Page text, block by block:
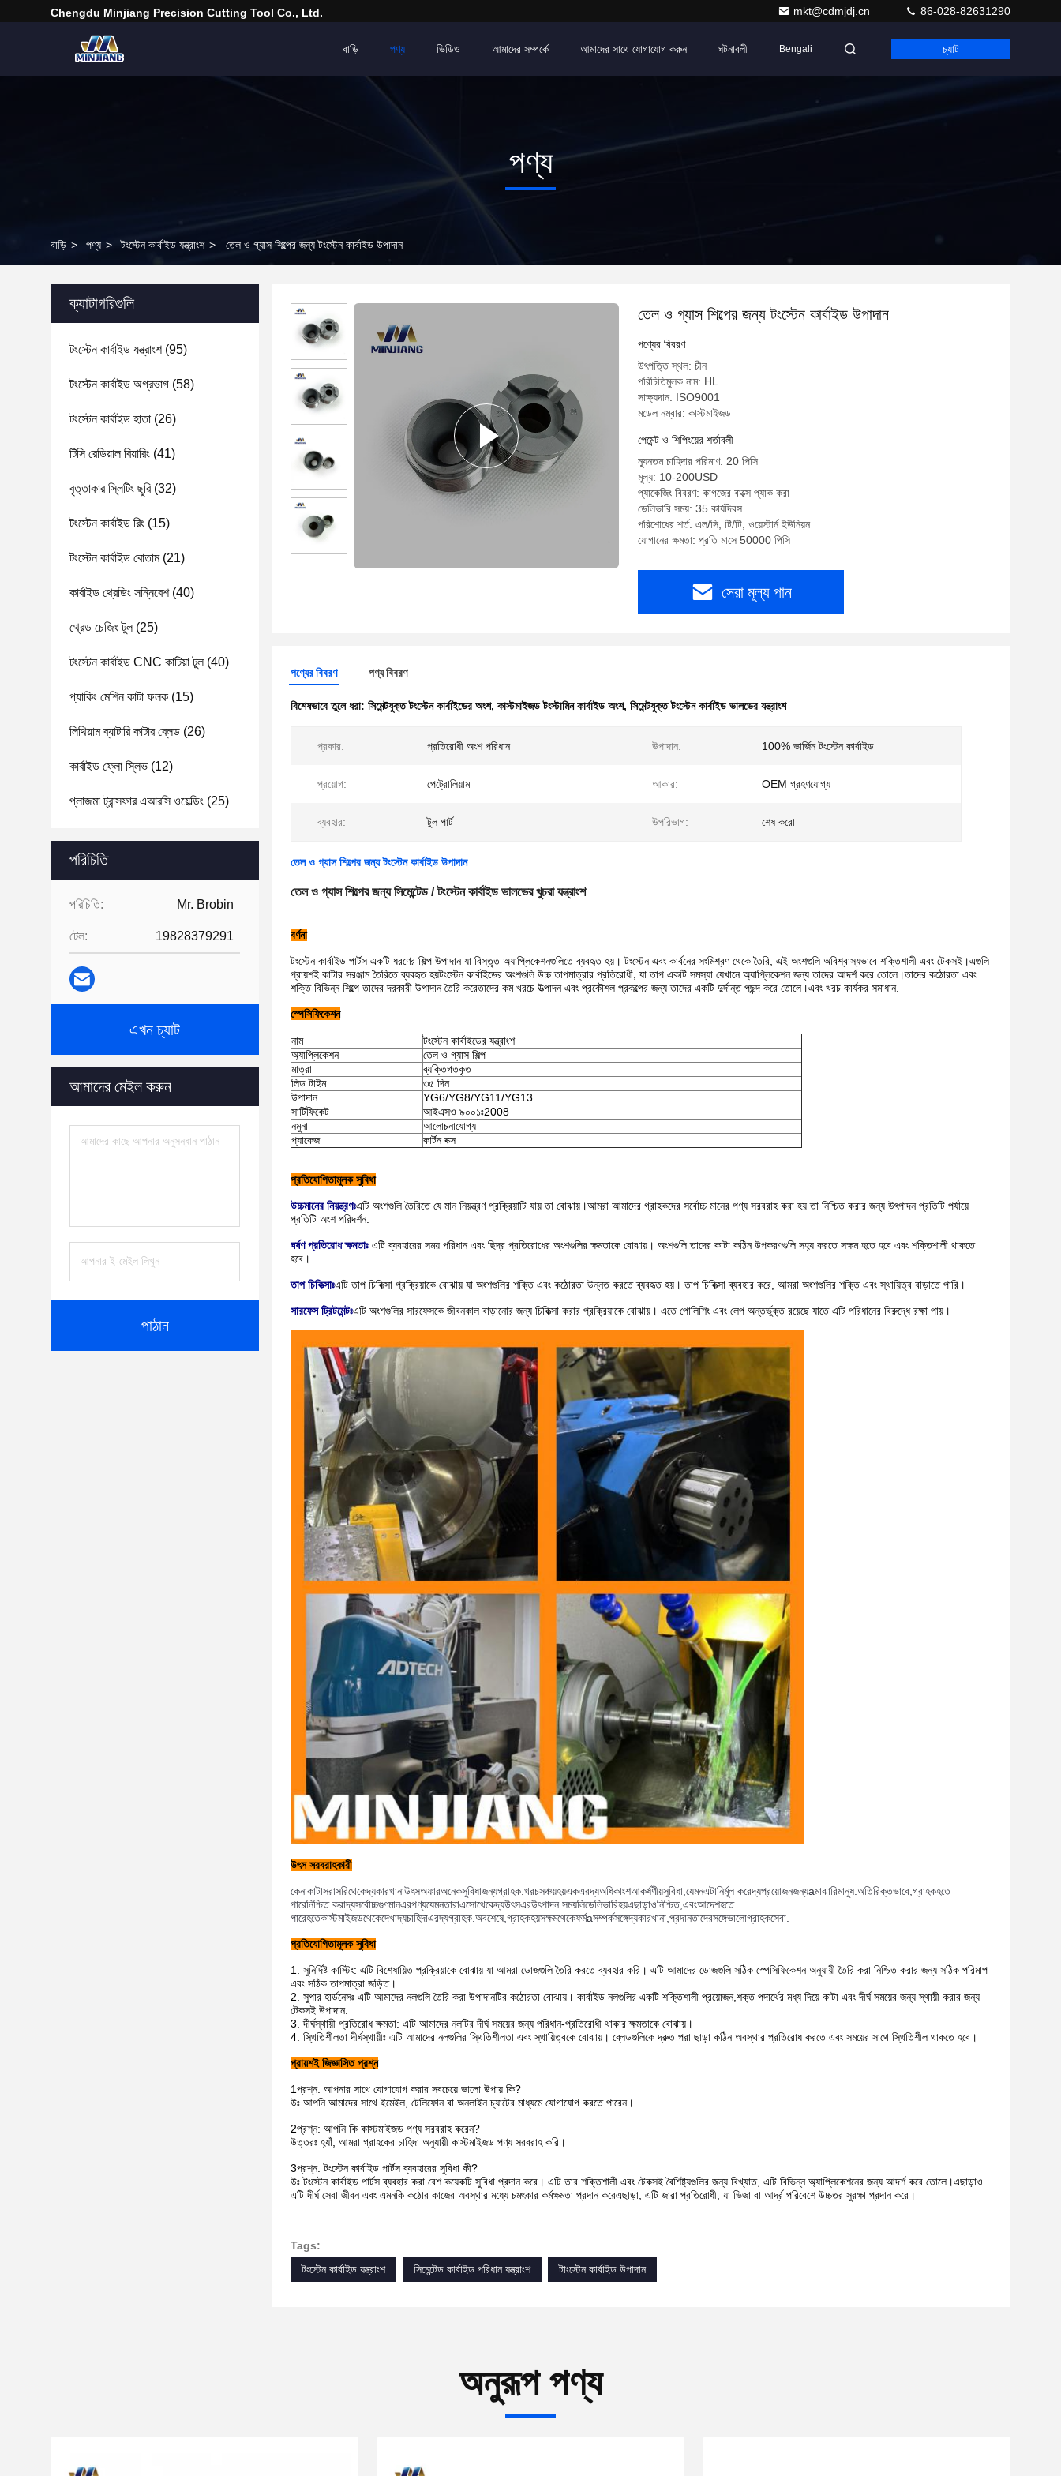
Chengdu Minjiang Precision Cutting Tool Co., Ltd. mkt@cdmjdj.cn 86-028-82631290
বাড়ি পণ্য ভিডিও আমাদের সম্পর্কে আমাদের সাথে যোগাযোগ করুন ঘটনাবলী Bengali চ্যাট
পণ্য
বাড়ি > পণ্য > টংস্টেন কার্বাইড যন্ত্রাংশ > তেল ও গ্যাস শিল্পের জন্য টংস্টেন কার্বাইড উপাদান
ক্যাটাগরিগুলি
টংস্টেন কার্বাইড যন্ত্রাংশ(95)
টংস্টেন কার্বাইড অগ্রভাগ (58)
টংস্টেন কার্বাইড হাতা (26)
টিসি রেডিয়াল বিয়ারিং (41)
বৃত্তাকার স্লিটিং ছুরি(32)
টংস্টেন কার্বাইড রিং (15)
টংস্টেন কার্বাইড বোতাম(21)
কার্বাইড থ্রেডিং সন্নিবেশ(40)
থ্রেড চেজিং টুল(25)
টংস্টেন কার্বাইড CNC কাটিয়া টুল(40)
প্যাকিং মেশিন কাটা ফলক (15)
লিথিয়াম ব্যাটারি কাটার ব্লেড (26)
কার্বাইড ফ্লো স্লিভ (12)
প্লাজমা ট্রান্সফার এআরসি ওয়েল্ডিং (25)
পরিচিতি
পরিচিতি: Mr. Brobin
টেল: 19828379291
এখন চ্যাট
আমাদের মেইল করুন
পাঠান
তেল ও গ্যাস শিল্পের জন্য টংস্টেন কার্বাইড উপাদান
পণ্যের বিবরণ
উৎপত্তি স্থল: চীন
পরিচিতিমুলক নাম: HL
সাক্ষ্যদান: ISO9001
মডেল নম্বার: কাস্টমাইজড
পেমেন্ট ও শিপিংয়ের শর্তাবলী
ন্যূনতম চাহিদার পরিমাণ: 20 পিসি
মূল্য: 10-200USD
প্যাকেজিং বিবরণ: কাগজের বাক্সে প্যাক করা
ডেলিভারি সময়: 35 কার্যদিবস
পরিশোধের শর্ত: এল/সি, টি/টি, ওয়েস্টার্ন ইউনিয়ন
যোগানের ক্ষমতা: প্রতি মাসে 50000 পিসি
সেরা মূল্য পান
পণ্যের বিবরণ পণ্য বিবরণ
বিশেষভাবে তুলে ধরা: সিমেন্টযুক্ত টংস্টেন কার্বাইডের অংশ, কাস্টমাইজড টংস্টামিন কার্বাইড অংশ, সিমেন্টযুক্ত টংস্টেন কার্বাইড ভালভের যন্ত্রাংশ
প্রকার: প্রতিরোধী অংশ পরিধান উপাদান: 100% ভার্জিন টংস্টেন কার্বাইড
প্রয়োগ: পেট্রোলিয়াম আকার: OEM গ্রহণযোগ্য
ব্যবহার: টুল পার্ট উপরিভাগ: শেষ করো
তেল ও গ্যাস শিল্পের জন্য টংস্টেন কার্বাইড উপাদান
তেল ও গ্যাস শিল্পের জন্য সিমেন্টেড / টংস্টেন কার্বাইড ভালভের খুচরা যন্ত্রাংশ
বর্ণনা
টংস্টেন কার্বাইড পার্টস একটি ধরণের শিল্প উপাদান যা বিস্তৃত অ্যাপ্লিকেশনগুলিতে ব্যবহৃত হয়। টংস্টেন এবং কার্বনের সংমিশ্রণ থেকে তৈরি, এই অংশগুলি অবিশ্বাস্যভাবে শক্তিশালী এবং টেকসই।এগুলি
প্রায়শই কাটার সরঞ্জাম তৈরিতে ব্যবহৃত হয়টংস্টেন কার্বাইডের অংশগুলি উচ্চ তাপমাত্রার প্রতিরোধী, যা তাপ একটি সমস্যা যেখানে অ্যাপ্লিকেশন জন্য তাদের আদর্শ করে তোলে।তাদের কঠোরতা এবং
শক্তি বিভিন্ন শিল্পে তাদের দরকারী উপাদান তৈরি করেতাদের কম খরচে উত্পাদন এবং প্রকৌশল প্রকল্পের জন্য তাদের একটি দুর্দান্ত পছন্দ করে তোলে।এবং খরচ কার্যকর সমাধান.
স্পেসিফিকেশন
নাম
টংস্টেন কার্বাইডের যন্ত্রাংশ
অ্যাপ্লিকেশন
তেল ও গ্যাস শিল্প
মাত্রা
ব্যক্তিগতকৃত
লিড টাইম
৩৫ দিন
উপাদান
YG6/YG8/YG11/YG13
সার্টিফিকেট
আইএসও ৯০০১ঃ2008
নমুনা
আলোচনাযোগ্য
প্যাকেজ
কার্টন বক্স
প্রতিযোগিতামূলক সুবিধা
উচ্চমানের নিয়ন্ত্রণঃএটি অংশগুলি তৈরিতে যে মান নিয়ন্ত্রণ প্রক্রিয়াটি যায় তা বোঝায়।আমরা আমাদের গ্রাহকদের সর্বোচ্চ মানের পণ্য সরবরাহ করা হয় তা নিশ্চিত করার জন্য উৎপাদন প্রতিটি পর্যায়ে
প্রতিটি অংশ পরিদর্শন.
ঘর্ষণ প্রতিরোধ ক্ষমতাঃ এটি ব্যবহারের সময় পরিধান এবং ছিদ্র প্রতিরোধের অংশগুলির ক্ষমতাকে বোঝায়। অংশগুলি তাদের কাটা কঠিন উপকরণগুলি সহ্য করতে সক্ষম হতে হবে এবং শক্তিশালী থাকতে
হবে।
তাপ চিকিত্সাঃএটি তাপ চিকিত্সা প্রক্রিয়াকে বোঝায় যা অংশগুলির শক্তি এবং কঠোরতা উন্নত করতে ব্যবহৃত হয়। তাপ চিকিত্সা ব্যবহার করে, আমরা অংশগুলির শক্তি এবং স্থায়িত্ব বাড়াতে পারি।
সারফেস ট্রিটমেন্টঃএটি অংশগুলির সারফেসকে জীবনকাল বাড়ানোর জন্য চিকিত্সা করার প্রক্রিয়াকে বোঝায়। এতে পোলিশিং এবং লেপ অন্তর্ভুক্ত রয়েছে যাতে এটি পরিধানের বিরুদ্ধে রক্ষা পায়।
উৎস সরবরাহকারী
কেনাকাটাসরাসরিথেকেদ্যকারখানাউৎসঅফারঅনেকসুবিধাজন্যগ্রাহক খরচসঞ্চয়হয়একএরদ্যঅধিকাংশআকর্ষণীয়সুবিধা যেমনএটানির্মূল করেদ্যপ্রয়োজনজন্যaমাঝারিমানুষ.অতিরিক্তভাবে গ্রাহকহতে
পারেনিশ্চিত করাদ্যসর্বোচ্চগুণমানএরপণ্যযেমনতারাএসোথেকেদ্যউৎসএরউৎপাদন.সময়লিডেলিভারিহয়এছাড়াওনিশ্চিত,এবংআদেশহতে
পারেহতেকাস্টমাইজডথেকেদেখাদ্যচাহিদাএরদ্যগ্রাহক অবশেষে,গ্রাহকহয়সক্ষমথেকেফর্মaসম্পর্কসঙ্গেদ্যকারখানা প্রদানতাদেরসঙ্গেভালোগ্রাহকসেবা
প্রতিযোগিতামূলক সুবিধা
সুনির্দিষ্ট কাস্টিং: এটি বিশেষায়িত প্রক্রিয়াকে বোঝায় যা আমরা ডোজগুলি তৈরি করতে ব্যবহার করি। এটি আমাদের ডোজগুলি সঠিক স্পেসিফিকেশন অনুযায়ী তৈরি করা নিশ্চিত করার জন্য সঠিক পরিমাপ
এবং সঠিক তাপমাত্রা জড়িত।
সুপার হার্ডনেসঃ এটি আমাদের নলগুলি তৈরি করা উপাদানটির কঠোরতা বোঝায়। কার্বাইড নলগুলির একটি শক্তিশালী প্রয়োজন,শক্ত পদার্থের মধ্য দিয়ে কাটা এবং দীর্ঘ সময়ের জন্য স্থায়ী করার জন্য
টেকসই উপাদান.
দীর্ঘস্থায়ী প্রতিরোধ ক্ষমতা: এটি আমাদের নলটির দীর্ঘ সময়ের জন্য পরিধান-প্রতিরোধী থাকার ক্ষমতাকে বোঝায়।
স্থিতিশীলতা দীর্ঘস্থায়ীঃ এটি আমাদের নলগুলির স্থিতিশীলতা এবং স্থায়িত্বকে বোঝায়। ব্লেডগুলিকে দ্রুত পরা ছাড়া কঠিন অবস্থার প্রতিরোধ করতে এবং সময়ের সাথে স্থিতিশীল থাকতে হবে।
প্রায়শই জিজ্ঞাসিত প্রশ্ন
1প্রশ্ন: আপনার সাথে যোগাযোগ করার সবচেয়ে ভালো উপায় কি?
উঃ আপনি আমাদের সাথে ইমেইল, টেলিফোন বা অনলাইন চ্যাটের মাধ্যমে যোগাযোগ করতে পারেন।
2প্রশ্ন: আপনি কি কাস্টমাইজড পণ্য সরবরাহ করেন?
উত্তরঃ হ্যাঁ, আমরা গ্রাহকের চাহিদা অনুযায়ী কাস্টমাইজড পণ্য সরবরাহ করি।
3প্রশ্ন: টংস্টেন কার্বাইড পার্টস ব্যবহারের সুবিধা কী?
উঃ টংস্টেন কার্বাইড পার্টস ব্যবহার করা বেশ কয়েকটি সুবিধা প্রদান করে। এটি তার শক্তিশালী এবং টেকসই বৈশিষ্ট্যগুলির জন্য বিখ্যাত, এটি বিভিন্ন অ্যাপ্লিকেশনের জন্য আদর্শ করে তোলে।এছাড়াও
এটি দীর্ঘ সেবা জীবন এবং এমনকি কঠোর কাজের অবস্থার মধ্যে চমৎকার কর্মক্ষমতা প্রদান করেএছাড়া, এটি জারা প্রতিরোধী, যা ভিজা বা আর্দ্র পরিবেশে উচ্চতর সুরক্ষা প্রদান করে।
Tags:
টংস্টেন কার্বাইড যন্ত্রাংশ
সিমেন্টেড কার্বাইড পরিধান যন্ত্রাংশ টাংস্টেন কার্বাইড উপাদান
অনুরূপ পণ্য